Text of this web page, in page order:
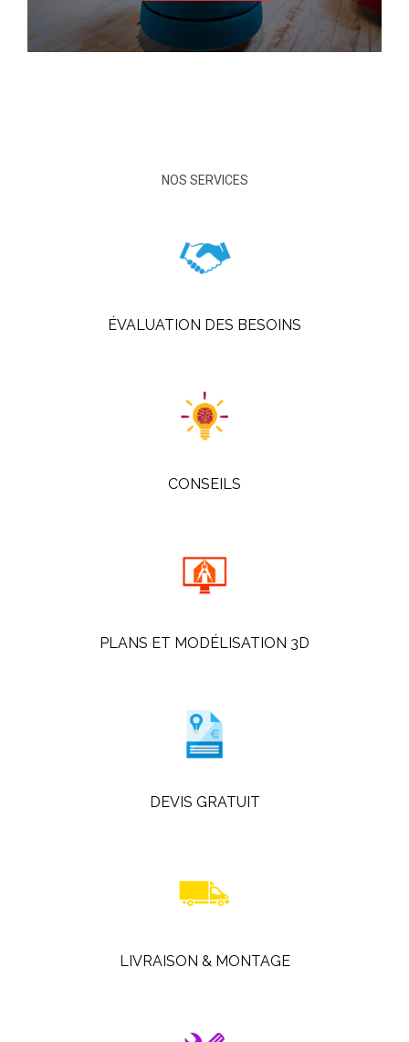
NOS SERVICES
ÉVALUATION DES BESOINS
CONSEILS
PLANS ET MODÉLISATION 3D
DEVIS GRATUIT
LIVRAISON & MONTAGE